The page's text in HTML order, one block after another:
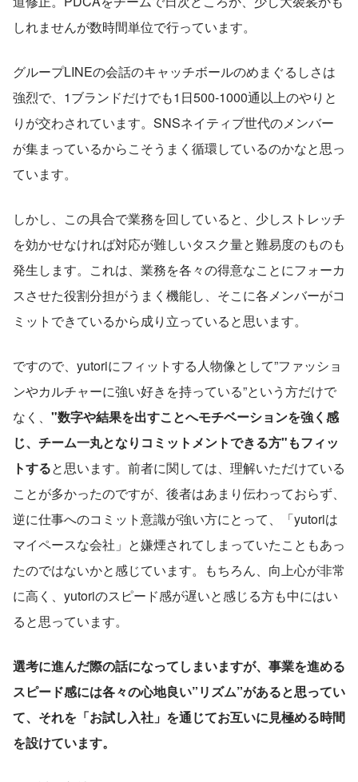
しれませんが数時間単位で行っています。
グループLINEの会話のキャッチボールのめまぐるしさは
強烈で、1ブランドだけでも1日500-1000通以上のやりと
りが交わされています。SNSネイティブ世代のメンバー
が集まっているからこそうまく循環しているのかなと思っ
ています。
しかし、この具合で業務を回していると、少しストレッチ
を効かせなければ対応が難しいタスク量と難易度のものも
発生します。これは、業務を各々の得意なことにフォーカ
スさせた役割分担がうまく機能し、そこに各メンバーがコ
ミットできているから成り立っていると思います。
ですので、yutoriにフィットする人物像として”ファッショ
ンやカルチャーに強い好きを持っている”という方だけで
なく、 "数字や結果を出すことへモチベーションを強く感
じ、チーム一丸となりコミットメントできる方"もフィッ
トすると思います。前者に関しては、理解いただけている
ことが多かったのですが、後者はあまり伝わっておらず、
逆に仕事へのコミット意識が強い方にとって、「yutoriは
マイペースな会社」と嫌煙されてしまっていたこともあっ
たのではないかと感じています。もちろん、向上心が非常
に高く、yutoriのスピード感が遅いと感じる方も中にはい
ると思っています。
選考に進んだ際の話になってしまいますが、事業を進める
スピード感には各々の心地良い”リズム”があると思ってい
て、それを「お試し入社」を通じてお互いに見極める時間
を設けています。